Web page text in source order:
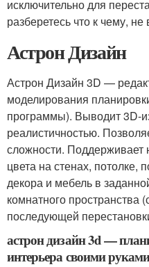
исключительно для
разберетесь что к чему,
Астрон Дизайн
Астрон Дизайн 3D —
моделирования
программы). Выводит 3D-
реалистичностью.
сложности. Поддерживает
цвета на стенах, потолке,
декора и мебель в
комнатного пространства
последующей
астрон дизайн 3d —
интерьера своими